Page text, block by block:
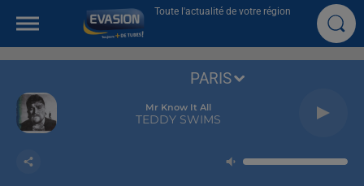
Toute l'actualité de votre région
Mr Know It All
TEDDY SWIMS
PARIS